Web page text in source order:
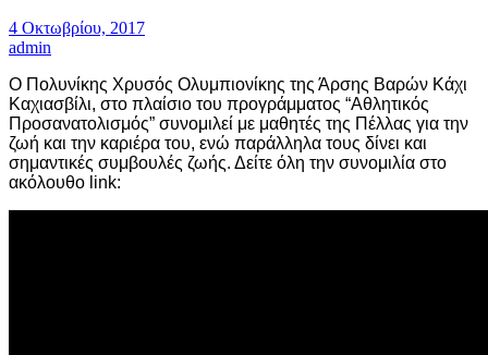
4 Οκτωβρίου, 2017
admin
Ο Πολυνίκης Χρυσός Ολυμπιονίκης της Άρσης Βαρών Κάχι
Καχιασβίλι, στο πλαίσιο του προγράμματος “Αθλητικός
Προσανατολισμός” συνομιλεί με μαθητές της Πέλλας για την
ζωή και την καριέρα του, ενώ παράλληλα τους δίνει και
σημαντικές συμβουλές ζωής. Δείτε όλη την συνομιλία στο
ακόλουθο link: